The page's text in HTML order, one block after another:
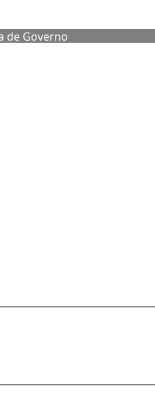
de Governo